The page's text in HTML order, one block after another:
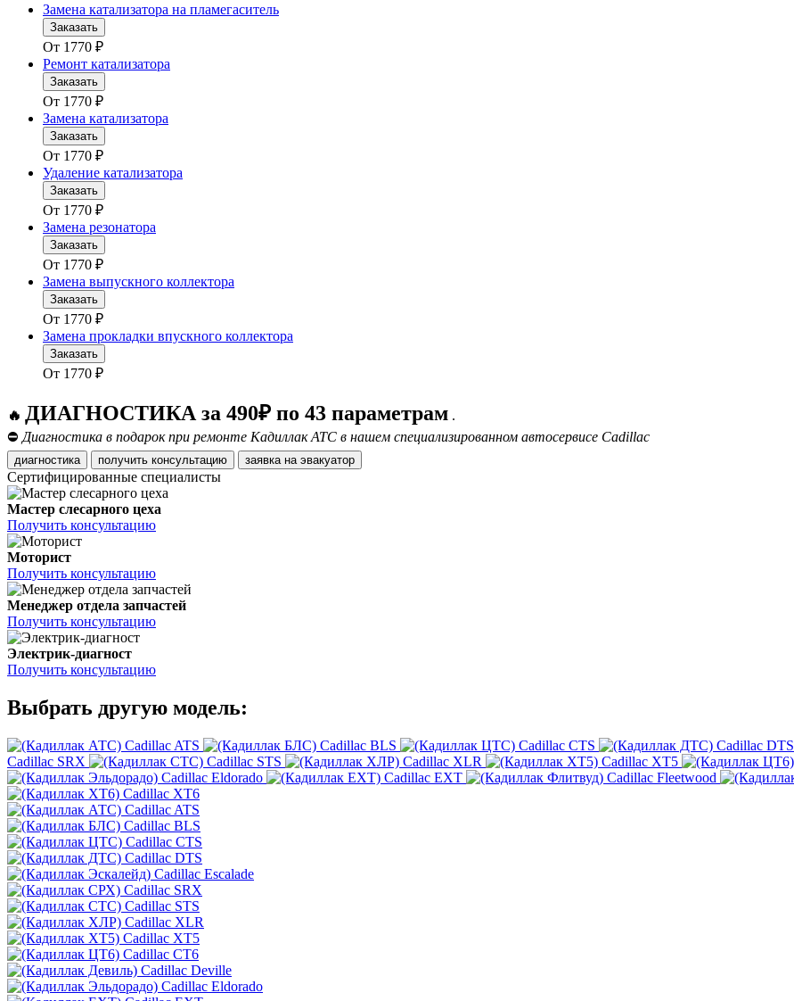
Замена катализатора на пламегаситель
Заказать
От 1770 ₽
Ремонт катализатора
Заказать
От 1770 ₽
Замена катализатора
Заказать
От 1770 ₽
Удаление катализатора
Заказать
От 1770 ₽
Замена резонатора
Заказать
От 1770 ₽
Замена выпускного коллектора
Заказать
От 1770 ₽
Замена прокладки впускного коллектора
Заказать
От 1770 ₽
🔥 ДИАГНОСТИКА за 490₽ по 43 параметрам .
⛔ Диагностика в подарок при ремонте Кадиллак АТС в нашем специализированном автосервисе Cadillac
диагностика получить консультацию заявка на эвакуатор
Сертифицированные специалисты
Мастер слесарного цеха
Получить консультацию
Моторист
Получить консультацию
Менеджер отдела запчастей
Получить консультацию
Электрик-диагност
Получить консультацию
Выбрать другую модель:
Cadillac ATS Cadillac BLS Cadillac CTS Cadillac DTS
Cadillac SRX
Cadillac STS Cadillac XLR Cadillac XT5
Cadillac Eldorado
Cadillac EXT Cadillac Fleetwood
Cadillac XT6
Cadillac ATS
Cadillac BLS
Cadillac CTS
Cadillac DTS
Cadillac Escalade
Cadillac SRX
Cadillac STS
Cadillac XLR
Cadillac XT5
Cadillac CT6
Cadillac Deville
Cadillac Eldorado